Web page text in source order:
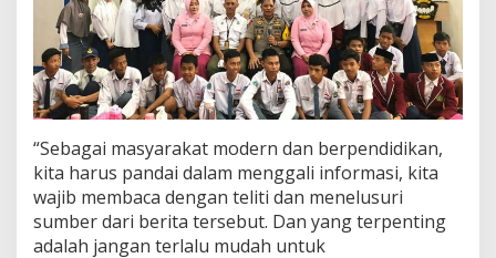
“Sebagai masyarakat modern dan berpendidikan,
kita harus pandai dalam menggali informasi, kita
wajib membaca dengan teliti dan menelusuri
sumber dari berita tersebut. Dan yang terpenting
adalah jangan terlalu mudah untuk